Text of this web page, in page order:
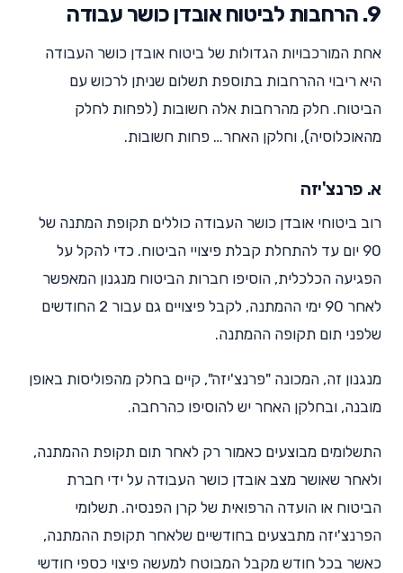
9. הרחבות לביטוח אובדן כושר עבודה
אחת המורכבויות הגדולות של ביטוח אובדן כושר העבודה
היא ריבוי ההרחבות בתוספת תשלום שניתן לרכוש עם
הביטוח. חלק מהרחבות אלה חשובות (לפחות לחלק
מהאוכלוסיה), וחלקן האחר… פחות חשובות.
א. פרנצ'יזה
רוב ביטוחי אובדן כושר העבודה כוללים תקופת המתנה של
90 יום עד להתחלת קבלת פיצויי הביטוח. כדי להקל על
הפגיעה הכלכלית, הוסיפו חברות הביטוח מנגנון המאפשר
לאחר 90 ימי ההמתנה, לקבל פיצויים גם עבור 2 החודשים
שלפני תום תקופה ההמתנה.
מנגנון זה, המכונה "פרנצ'יזה", קיים בחלק מהפוליסות באופן
מובנה, ובחלקן האחר יש להוסיפו כהרחבה.
התשלומים מבוצעים כאמור רק לאחר תום תקופת ההמתנה,
ולאחר שאושר מצב אובדן כושר העבודה על ידי חברת
הביטוח או הועדה הרפואית של קרן הפנסיה. תשלומי
הפרנצ'יזה מתבצעים בחודשיים שלאחר תקופת ההמתנה,
כאשר בכל חודש מקבל המבוטח למעשה פיצוי כספי חודשי